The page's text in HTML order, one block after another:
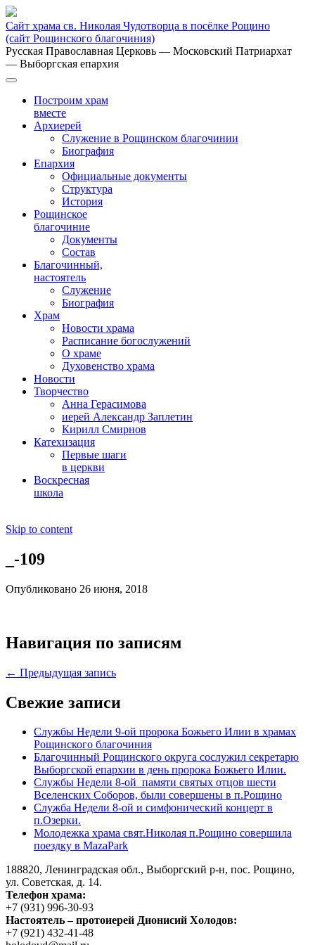
Сайт храма св. Николая Чудотворца в посёлке Рощино
(сайт Рощинского благочиния)
Русская Православная Церковь — Московский Патриархат
— Выборгская епархия
Построим храм
вместе
Архиерей
Служение в Рощинском благочинии
Биография
Епархия
Официальные документы
Структура
История
Рощинское
благочиние
Документы
Состав
Благочинный,
настоятель
Служение
Биография
Храм
Новости храма
Расписание богослужений
О храме
Духовенство храма
Новости
Творчество
Анна Герасимова
иерей Александр Заплетин
Кирилл Смирнов
Катехизация
Первые шаги
в церкви
Воскресная
школа
Skip to content
_-109
Опубликовано 26 июня, 2018
Навигация по записям
← Предыдущая запись
Свежие записи
Службы Недели 9-ой пророка Божьего Илии в храмах
Рощинского благочиния
Благочинный Рощинского округа сослужил секретарю
Выборгской епархии в день пророка Божьего Илии.
Службы Недели 8-ой памяти святых отцов шести
Вселенских Соборов, были совершены в п.Рощино
Служба Недели 8-ой и симфонический концерт в
п.Озерки.
Молодежка храма свят.Николая п.Рощино совершила
поездку в MazaPark
188820, Ленинградская обл., Выборгский р-н, пос. Рощино,
ул. Советская, д. 14.
Телефон храма:
+7 (931) 996-30-93
Настоятель – протоиерей Дионисий Холодов:
+7 (921) 432-41-48